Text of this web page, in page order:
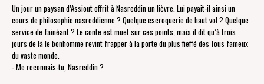
Un jour un paysan d’Assiout offrit à Nasreddin un lièvre. Lui payait-il ainsi un
cours de philosophie nasreddienne ? Quelque escroquerie de haut vol ? Quelque
service de fainéant ? Le conte est muet sur ces points, mais il dit qu’à trois
jours de là le bonhomme revint frapper à la porte du plus fieffé des fous fameux
du vaste monde.
- Me reconnais-tu, Nasreddin ?